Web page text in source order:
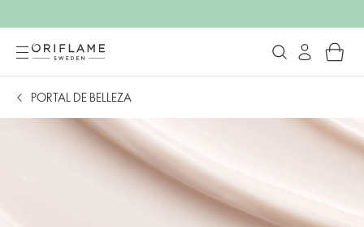
PORTAL DE BELLEZA